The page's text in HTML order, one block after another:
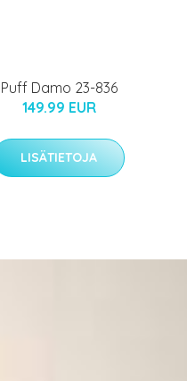
Puff Damo 23-836
149.99 EUR
LISÄTIETOJA